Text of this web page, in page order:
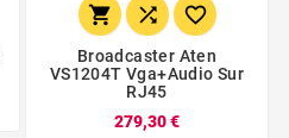
  
Broadcaster Aten
VS1204T Vga+audio Sur
RJ45
279,30 €